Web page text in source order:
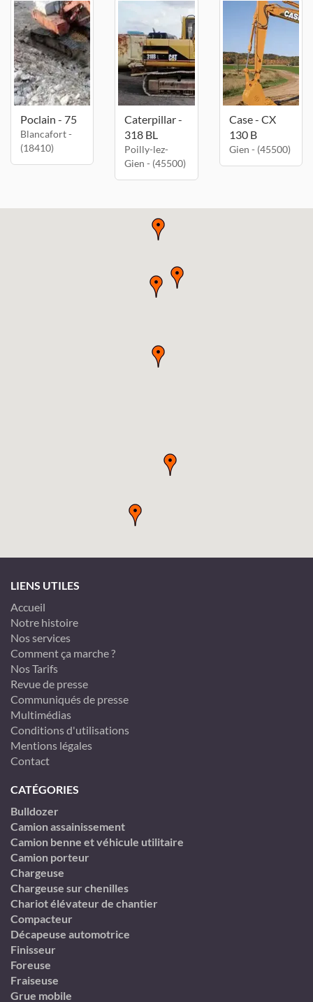
Poclain - 75
Blancafort -
(18410)
Caterpillar -
318 BL
Poilly-lez-
Gien - (45500)
Case - CX
130 B
Gien - (45500)
LIENS UTILES
Accueil
Notre histoire
Nos services
Comment ça marche ?
Nos Tarifs
Revue de presse
Communiqués de presse
Multimédias
Conditions d'utilisations
Mentions légales
Contact
CATÉGORIES
Bulldozer
Camion assainissement
Camion benne et véhicule utilitaire
Camion porteur
Chargeuse
Chargeuse sur chenilles
Chariot élévateur de chantier
Compacteur
Décapeuse automotrice
Finisseur
Foreuse
Fraiseuse
Grue mobile